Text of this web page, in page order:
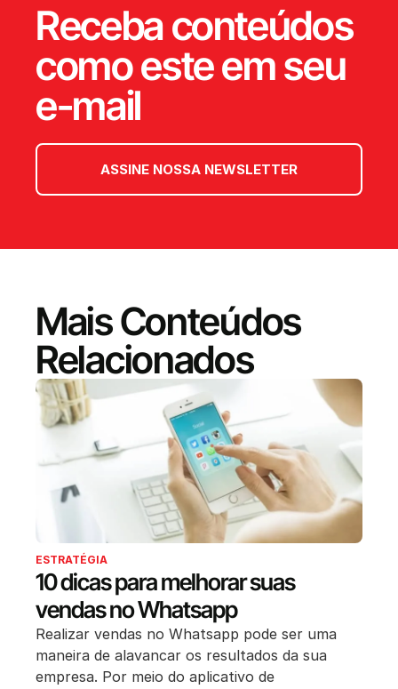
Receba conteúdos
como este em seu
e-mail
ASSINE NOSSA NEWSLETTER
Mais Conteúdos
Relacionados
ESTRATÉGIA
10 dicas para melhorar suas
vendas no Whatsapp
Realizar vendas no Whatsapp pode ser uma
maneira de alavancar os resultados da sua
empresa. Por meio do aplicativo de